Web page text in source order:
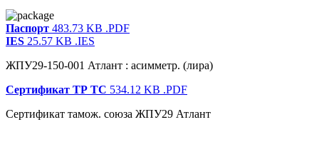
Паспорт 483.73 KB .PDF
IES 25.57 KB .IES
ЖПУ29-150-001 Атлант : асимметр. (лира)
Сертификат ТР ТС 534.12 KB .PDF
Сертификат тамож. союза ЖПУ29 Атлант